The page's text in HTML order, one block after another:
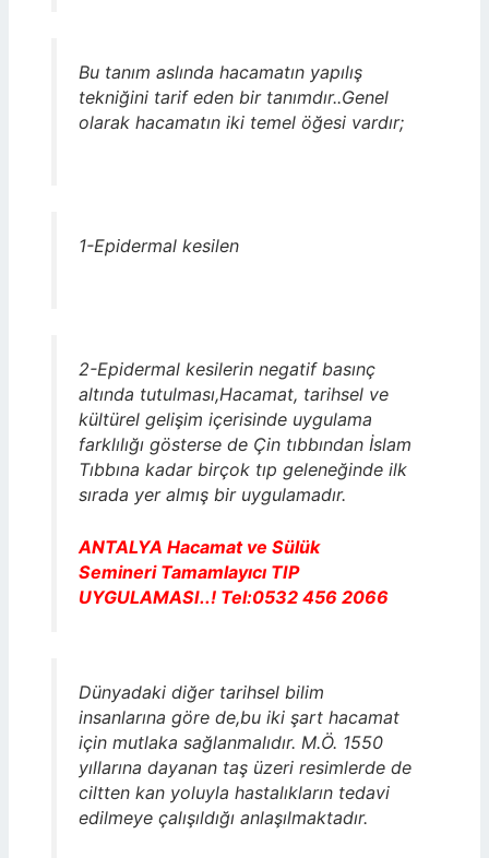
Bu tanım aslında hacamatın yapılış
tekniğini tarif eden bir tanımdır..Genel
olarak hacamatın iki temel öğesi vardır;
1-Epidermal kesilen
2-Epidermal kesilerin negatif basınç
altında tutulması,Hacamat, tarihsel ve
kültürel gelişim içerisinde uygulama
farklılığı gösterse de Çin tıbbından İslam
Tıbbına kadar birçok tıp geleneğinde ilk
sırada yer almış bir uygulamadır.
ANTALYA Hacamat ve Sülük
Semineri Tamamlayıcı TIP
UYGULAMASI..! Tel:0532 456 2066
Dünyadaki diğer tarihsel bilim
insanlarına göre de,bu iki şart hacamat
için mutlaka sağlanmalıdır. M.Ö. 1550
yıllarına dayanan taş üzeri resimlerde de
ciltten kan yoluyla hastalıkların tedavi
edilmeye çalışıldığı anlaşılmaktadır.